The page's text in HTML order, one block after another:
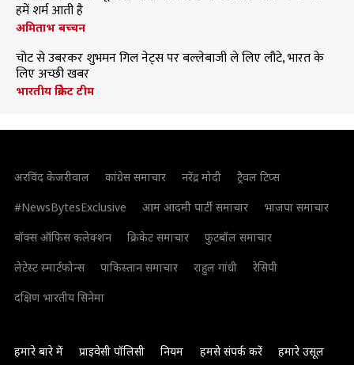
हमें शर्म आती है
अमिताभ बच्चन
चोट से उबरकर शुभमन गिल नेट्स पर बल्लेबाजी ले लिए लौटे, भारत के
लिए अच्छी खबर
भारतीय क्रिकेट टीम
अरविंद केजरीवाल कांग्रेस समाचार नरेंद्र मोदी
ट्रैवल टिप्स
#NewsBytesExclusive
आम आदमी पार्टी समाचार
भाजपा समाचार
बॉक्स ऑफिस कलेक्शन
क्रिकेट समाचार
फुटबॉल समाचार
लेटेस्ट स्मार्टफोन्स
पाकिस्तान समाचार राहुल गांधी
रेसिपी
दक्षिण भारतीय सिनेमा
हमारे बारे में प्राइवेसी पॉलिसी नियम हमसे संपर्क करें हमारे उसूल